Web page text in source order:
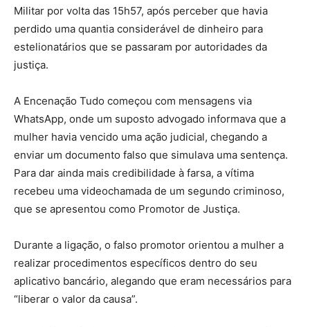
Militar por volta das 15h57, após perceber que havia
perdido uma quantia considerável de dinheiro para
estelionatários que se passaram por autoridades da
justiça.
A Encenação Tudo começou com mensagens via
WhatsApp, onde um suposto advogado informava que a
mulher havia vencido uma ação judicial, chegando a
enviar um documento falso que simulava uma sentença.
Para dar ainda mais credibilidade à farsa, a vítima
recebeu uma videochamada de um segundo criminoso,
que se apresentou como Promotor de Justiça.
Durante a ligação, o falso promotor orientou a mulher a
realizar procedimentos específicos dentro do seu
aplicativo bancário, alegando que eram necessários para
“liberar o valor da causa”.